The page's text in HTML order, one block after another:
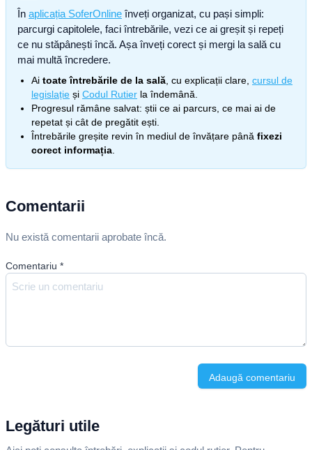
În aplicația SoferOnline înveți organizat, cu pași simpli:
parcurgi capitolele, faci întrebările, vezi ce ai greșit și repeți
ce nu stăpânești încă. Așa înveți corect și mergi la sală cu
mai multă încredere.
Ai toate întrebările de la sală , cu explicații clare, cursul de
legislație și Codul Rutier la îndemână.
Progresul rămâne salvat: știi ce ai parcurs, ce mai ai de
repetat și cât de pregătit ești.
Întrebările greșite revin în mediul de învățare până fixezi
corect informația
Comentarii
Nu există comentarii aprobate încă.
Comentariu *
Adaugă comentariu
Legături utile